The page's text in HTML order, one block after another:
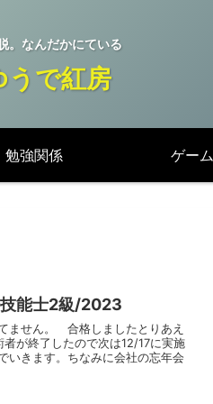
。なんだかにている
うで紅房
勉強関係 ゲーム
技能士2級/2023
ません。 合格しましたとりあえ
が終了したので次は12/17に実施
いきます。ちなみに会社の忘年会